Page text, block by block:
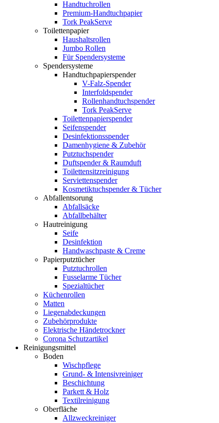
Handtuchrollen
Premium-Handtuchpapier
Tork PeakServe
Toilettenpapier
Haushaltsrollen
Jumbo Rollen
Für Spendersysteme
Spendersysteme
Handtuchpapierspender
V-Falz-Spender
Interfoldspender
Rollenhandtuchspender
Tork PeakServe
Toilettenpapierspender
Seifenspender
Desinfektionsspender
Damenhygiene & Zubehör
Putztuchspender
Duftspender & Raumduft
Toilettensitzreinigung
Serviettenspender
Kosmetiktuchspender & Tücher
Abfallentsorung
Abfallsäcke
Abfallbehälter
Hautreinigung
Seife
Desinfektion
Handwaschpaste & Creme
Papierputztücher
Putztuchrollen
Fusselarme Tücher
Spezialtücher
Küchenrollen
Matten
Liegenabdeckungen
Zubehörprodukte
Elektrische Händetrockner
Corona Schutzartikel
Reinigungsmittel
Boden
Wischpflege
Grund- & Intensivreiniger
Beschichtung
Parkett & Holz
Textilreinigung
Oberfläche
Allzweckreiniger